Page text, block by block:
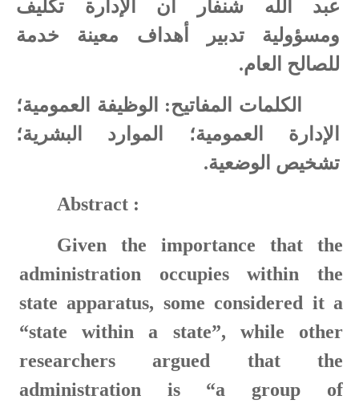
عبد الله شنفار أن الإدارة تكليف
ومسؤولية تدبير أهداف معينة خدمة
للصالح العام.
الكلمات المفاتيح: الوظيفة العمومية؛
الإدارة العمومية؛ الموارد البشرية؛
تشخيص الوضعية.
Abstract :
Given the importance that the
administration occupies within the
state apparatus, some considered it a
“state within a state”, while other
researchers argued that the
administration is “a group of